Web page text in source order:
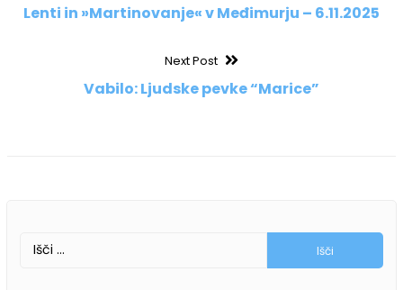
prispevka
post:
Lenti in »Martinovanje« v Međimurju – 6.11.2025
Next Post
Next
post:
Vabilo: Ljudske pevke “Marice”